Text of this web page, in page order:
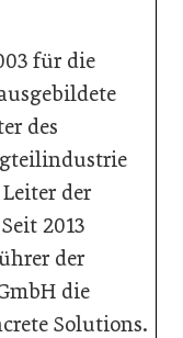
für die
des
der
2013
der
die
Solutions.